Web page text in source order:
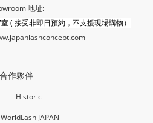
地址:
( 接受非即日預約，不支援現場購物）
合作夥伴
Historic
WorldLash JAPAN